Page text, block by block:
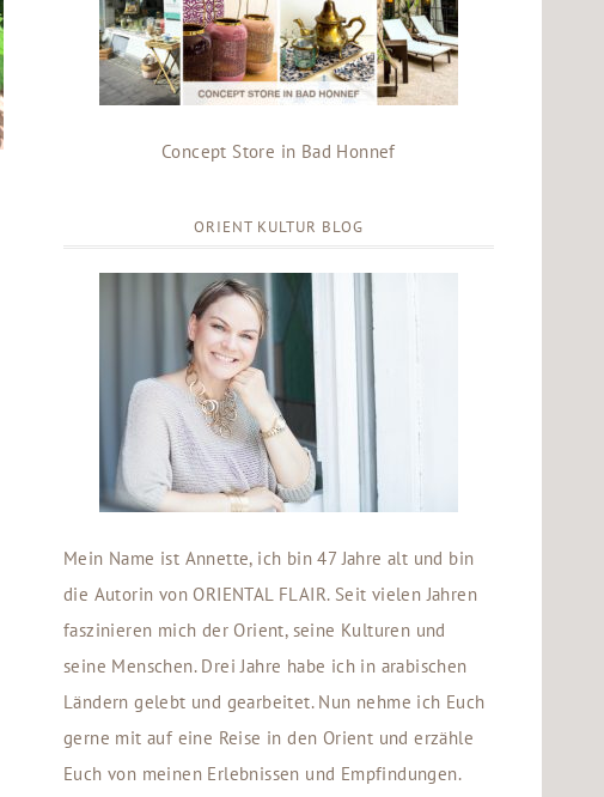
Concept Store in Bad Honnef
ORIENT KULTUR BLOG
Mein Name ist Annette, ich bin 47 Jahre alt und bin
die Autorin von ORIENTAL FLAIR. Seit vielen Jahren
faszinieren mich der Orient, seine Kulturen und
seine Menschen. Drei Jahre habe ich in arabischen
Ländern gelebt und gearbeitet. Nun nehme ich Euch
gerne mit auf eine Reise in den Orient und erzähle
Euch von meinen Erlebnissen und Empfindungen.